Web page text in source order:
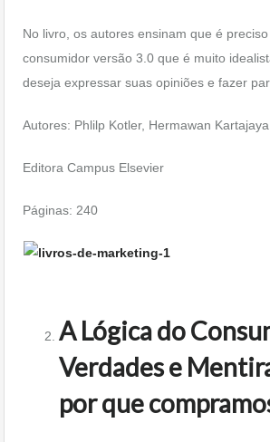
No livro, os autores ensinam que é
consumidor versão 3.0 que é muito
deseja expressar suas opiniões e fazer
Autores: Phlilp Kotler, Hermawan
Editora Campus Elsevier
Páginas: 240
A Lógica do
Verdades e
por que